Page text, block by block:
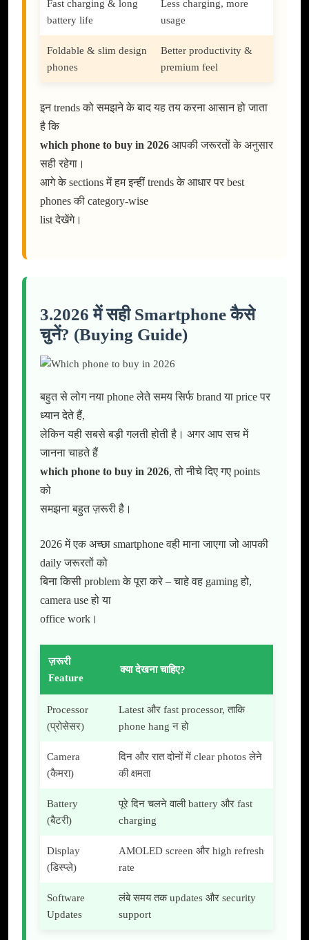
Fast charging & long
battery life
Less charging, more
usage
Foldable & slim design
phones
Better productivity &
premium feel
इन trends को समझने के बाद यह तय करना आसान हो जाता
है कि
which phone to buy in 2026 आपकी जरूरतों के अनुसार
सही रहेगा।
आगे के sections में हम इन्हीं trends के आधार पर best
phones की category-wise
list देखेंगे।
3.2026 में सही Smartphone कैसे
चुनें? (Buying Guide)
बहुत से लोग नया phone लेते समय सिर्फ brand या price पर
ध्यान देते हैं,
लेकिन यही सबसे बड़ी गलती होती है। अगर आप सच में
जानना चाहते हैं
which phone to buy in 2026, तो नीचे दिए गए points
को
समझना बहुत ज़रूरी है।
2026 में एक अच्छा smartphone वही माना जाएगा जो आपकी
daily जरूरतों को
बिना किसी problem के पूरा करे – चाहे वह gaming हो,
camera use हो या
office work।
ज़रूरी
Feature
क्या देखना चाहिए?
Processor
(प्रोसेसर)
Latest और fast processor, ताकि
phone hang न हो
Camera
(कैमरा)
दिन और रात दोनों में clear photos लेने
की क्षमता
Battery
(बैटरी)
पूरे दिन चलने वाली battery और fast
charging
Display
(डिस्प्ले)
AMOLED screen और high refresh
rate
Software
Updates
लंबे समय तक updates और security
support